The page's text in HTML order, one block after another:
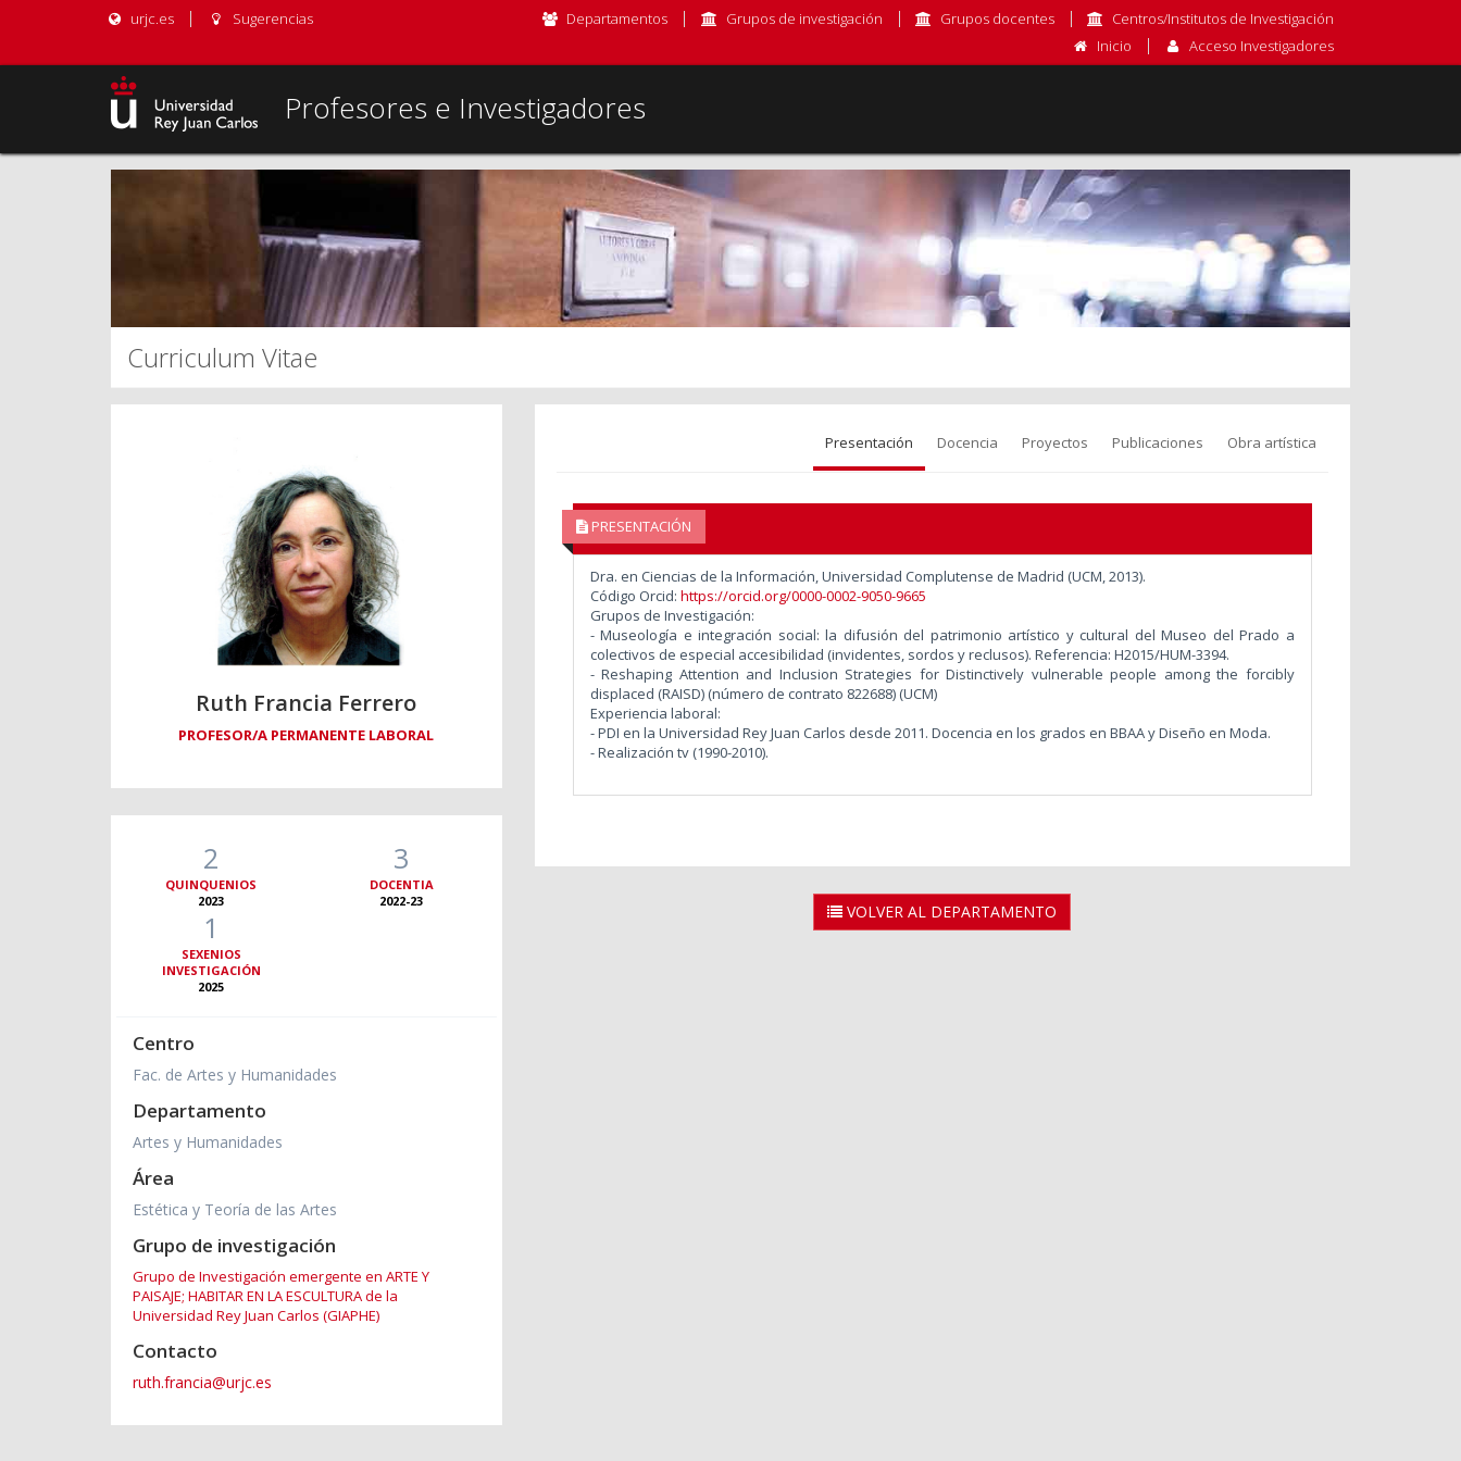
urjc.es Sugerencias Departamentos Grupos de investigación Grupos docentes
Centros/Institutos de Investigación
Inicio
Acceso Investigadores
Profesores e Investigadores
Curriculum Vitae
Ruth Francia Ferrero
PROFESOR/A PERMANENTE LABORAL
2
QUINQUENIOS
2023
3
DOCENTIA
2022-23
1
SEXENIOS
INVESTIGACIÓN
2025
Centro
Fac. de Artes y Humanidades
Departamento
Artes y Humanidades
Área
Estética y Teoría de las Artes
Grupo de investigación
Grupo de Investigación emergente en ARTE Y
PAISAJE; HABITAR EN LA ESCULTURA de la
Universidad Rey Juan Carlos (GIAPHE)
Contacto
ruth.francia@urjc.es
Presentación Docencia Proyectos Publicaciones Obra artística
PRESENTACIÓN
Dra. en Ciencias de la Información, Universidad Complutense de Madrid (UCM, 2013).
Código Orcid: https://orcid.org/0000-0002-9050-9665
Grupos de Investigación:
-Museología e integración social: la difusión del patrimonio artístico y cultural del Museo del Prado a
colectivos de especial accesibilidad (invidentes, sordos y reclusos). Referencia: H2015/HUM-3394.
- Reshaping Attention and Inclusion Strategies for Distinctively vulnerable people among the forcibly
displaced (RAISD) (número de contrato 822688) (UCM)
Experiencia laboral:
-PDI en la Universidad Rey Juan Carlos desde 2011. Docencia en los grados en BBAA y Diseño en Moda.
- Realización tv (1990-2010).
VOLVER AL DEPARTAMENTO